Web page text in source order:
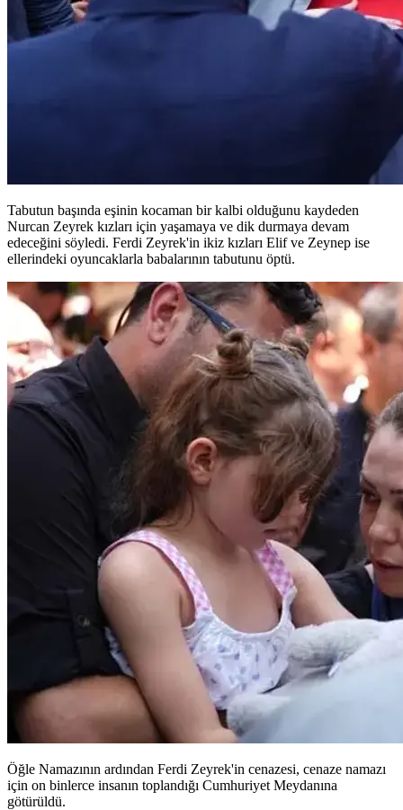
Tabutun başında eşinin kocaman bir kalbi olduğunu kaydeden
Nurcan Zeyrek kızları için yaşamaya ve dik durmaya devam
edeceğini söyledi. Ferdi Zeyrek'in ikiz kızları Elif ve Zeynep ise
ellerindeki oyuncaklarla babalarının tabutunu öptü.
Öğle Namazının ardından Ferdi Zeyrek'in cenazesi, cenaze namazı
için on binlerce insanın toplandığı Cumhuriyet Meydanına
götürüldü.